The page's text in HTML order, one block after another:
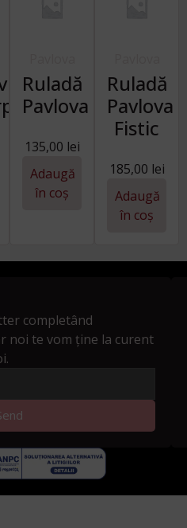
Ruladă
Pavlova
135,00 lei
Adaugă
în coș
Ruladă
Pavlova
Fistic
185,00 lei
Adaugă
în coș
completând
noi te vom ține la curent